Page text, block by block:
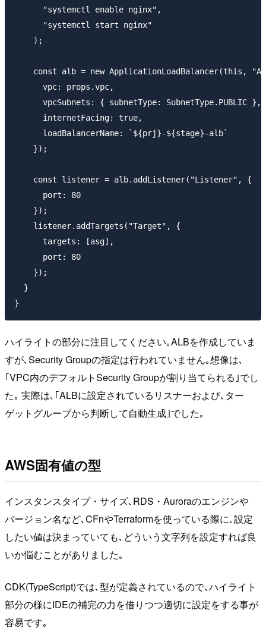
      "systemctl enable nginx",
      "systemctl start nginx"
    );
const alb = new ApplicationLoadBalancer(this,
      vpc: props.vpc,
      vpcSubnets: { subnetType: SubnetType.PUBLIC },
      internetFacing: true,
      loadBalancerName: `${prj}-${stage}-alb`
    });
    const listener = alb.addListener("Listener", {
      port: 80
    });
    listener.addTargets("Target", {
      targets: [asg],
      port: 80
    });
  }
ハイライトの部分に注目してください｡ALBを作成していま
すが､Security Groupの指定は行われていません｡想像は､
｢VPC内のデフォルトSecurity Groupが割り当てられる｣でし
た｡ 実際は､｢ALBに設定されているリスナーおよび､ター
ゲットグループから判断して自動生成｣でした｡
AWS固有値の型
インスタンスタイプ・サイズ､RDS・Auroraのエンジンや
バージョン名など､CFnやTerraformを使っている際に､設定
したい値は決まっていても､どういう文字列を設定すれば良
いか悩むことがありました｡
CDK(TypeScript)では､型が定義されているので､ハイライト
部分の様にIDEの補完の力を借りつつ適切に設定をする事が
容易です｡